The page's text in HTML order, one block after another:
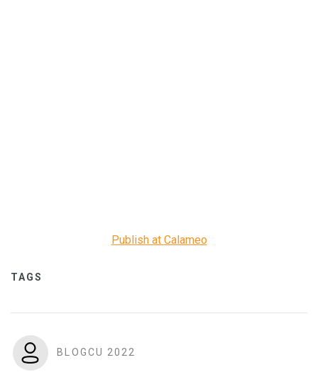
Publish at Calameo
TAGS
BLOGCU 2022